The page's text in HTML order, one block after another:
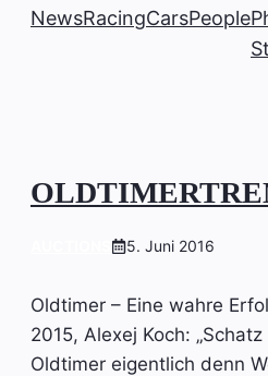
NewsRacingCarsPeople
5. Juni 2016
Oldtimer – Eine wahre
2015, Alexej Koch:
Oldtimer eigentlich denn